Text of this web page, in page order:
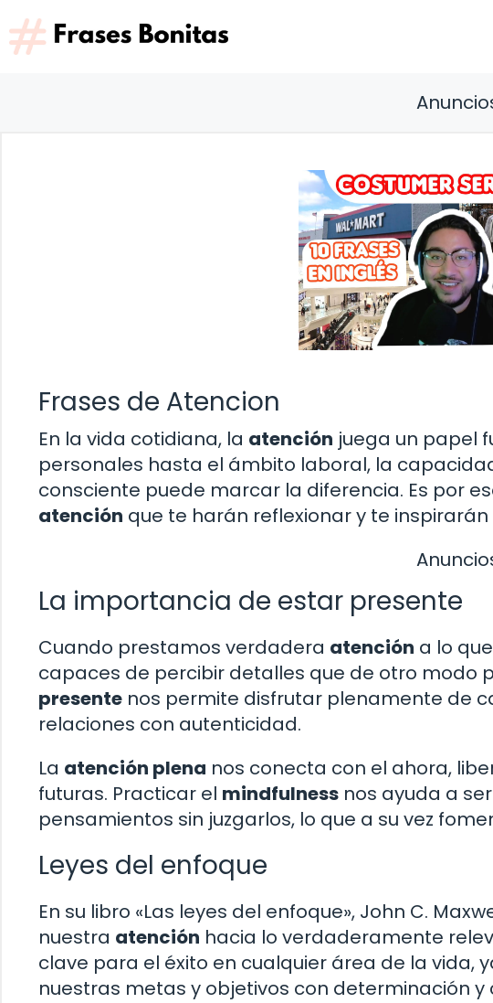
Saltar
al
contenido
Frases de Atencion
En la vida cotidiana, la atención juega un papel
personales hasta el ámbito laboral, la
consciente puede marcar la diferencia. Es por
atención que te harán reflexionar y te
La importancia de estar presente
Cuando prestamos verdadera atención a lo
capaces de percibir detalles que de otro modo
presente nos permite disfrutar plenamente de
relaciones con autenticidad.
La atención plena nos conecta con el ahora,
futuras. Practicar el mindfulness nos ayuda a
pensamientos sin juzgarlos, lo que a su vez
Leyes del enfoque
En su libro «Las leyes del enfoque», John C.
nuestra atención hacia lo verdaderamente
clave para el éxito en cualquier área de la vida,
nuestras metas y objetivos con determinación y